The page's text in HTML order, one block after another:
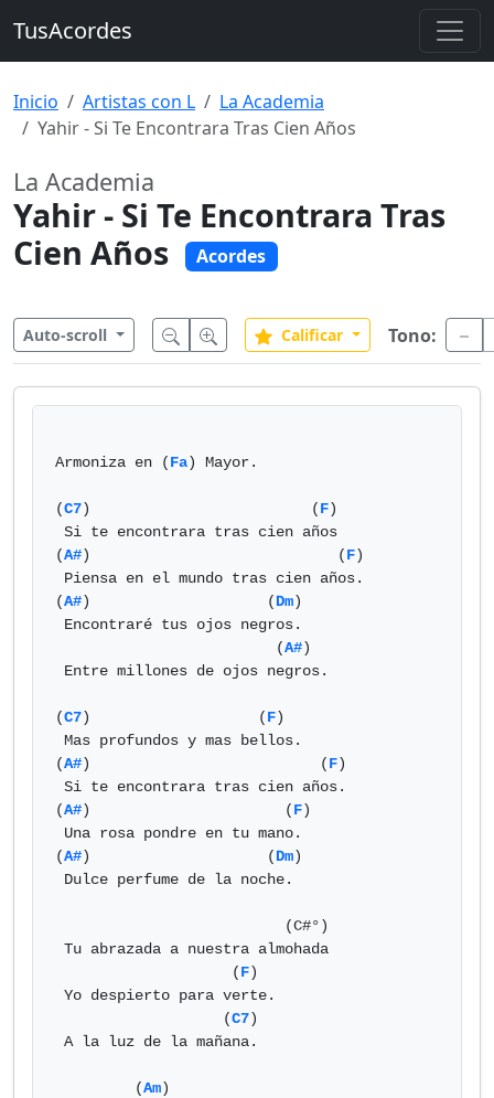
TusAcordes
Inicio Artistas con L
La Academia
Yahir - Si Te Encontrara Tras Cien Años
La Academia
Yahir - Si Te Encontrara Tras
Cien Años
Acordes
Auto-scroll Calificar Tono:
Armoniza en (Fa) Mayor.
(C7)                         (F)
(A#)                            (F)
(A#)                    (Dm)
                         (
A#)
(C7)                   (F)
(A#)                          (F)
(A#)                      (F)
(A#)                    (Dm)
                    (
F)
                   (
C7)
         (
Am)